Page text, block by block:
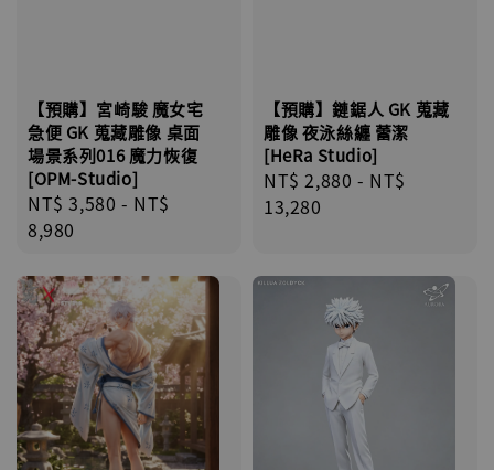
【預購】宮崎駿 魔女宅
急便 GK 蒐藏雕像 桌面
場景系列016 魔力恢復
[OPM-Studio]
Regular
price
NT$ 3,580 - NT$
8,980
【預購】鏈鋸人 GK 蒐藏
雕像 夜泳絲纏 蕾潔
[HeRa Studio]
Regular
price
NT$ 2,880 - NT$
13,280